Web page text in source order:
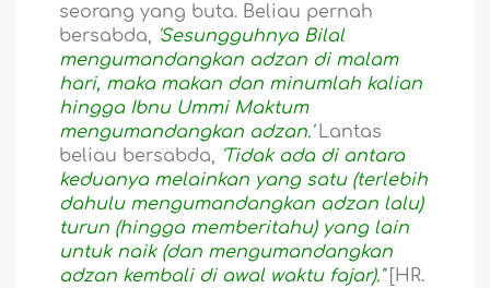
seorang yang buta. Beliau pernah
bersabda,
'Sesungguhnya Bilal
mengumandangkan adzan di malam
hari, maka makan dan minumlah kalian
hingga Ibnu Ummi Maktum
mengumandangkan adzan.'Lantas
beliau bersabda,
'Tidak ada di antara
keduanya melainkan yang satu (terlebih
dahulu mengumandangkan adzan lalu)
turun (hingga memberitahu) yang lain
untuk naik (dan mengumandangkan
adzan kembali di awal waktu fajar)."[HR.